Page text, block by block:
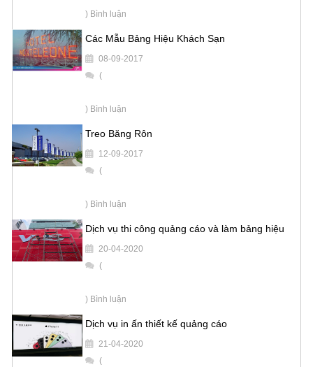
) Bình luận
Các Mẫu Bảng Hiệu Khách Sạn
08-09-2017
(
) Bình luận
Treo Băng Rôn
12-09-2017
(
) Bình luận
Dịch vụ thi công quảng cáo và làm bảng hiệu
20-04-2020
(
) Bình luận
Dịch vụ in ấn thiết kế quảng cáo
21-04-2020
(